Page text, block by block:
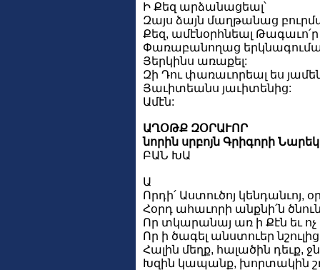
Ի Քեզ արձանացեալ՝
Զայս ձայն մաղթանաց
Քեզ, ամէնօրհնեալ
Փառաբանողաց
Յերկինս առաքել:
Զի Դու փառաւորեալ ես
Յաւիտեանս յաւիտենից:
Ամէն:
ԱՂՕԹՔ ԶՕՐԱՒՈՐ
նորին սրբոյն Գրիգորի
ԲԱՆ ԽԱ
Ա
Որդի՛ Աստուծոյ կենդանւոյ,
Հօրդ ահաւորի անքնի՛ն
Որ տկարանայ առ ի Քէն եւ ոչ
Որ ի ծագել անստուեր
Հալին մեղք, հալածին դեւք,
Խզին կապանք, խորտակին